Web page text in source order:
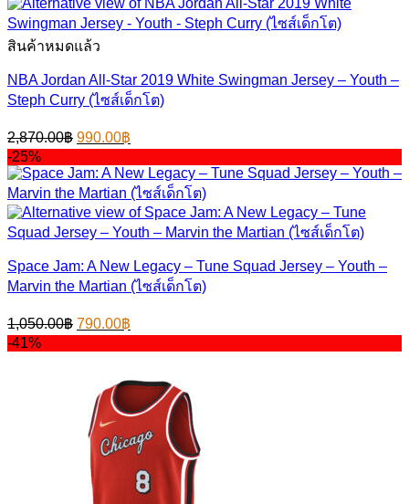
สินค้าหมดแล้ว
NBA Jordan All-Star 2019 White Swingman Jersey – Youth –
Steph Curry (ไซส์เด็กโต)
2,870.00฿ Original
price
was:
2,870.00฿.
990.00฿
price
is:
990.00฿.
-25%
Space Jam: A New Legacy – Tune Squad Jersey – Youth –
Marvin the Martian (ไซส์เด็กโต)
1,050.00฿ Original
price
was:
790.00฿
price
is:
-41%